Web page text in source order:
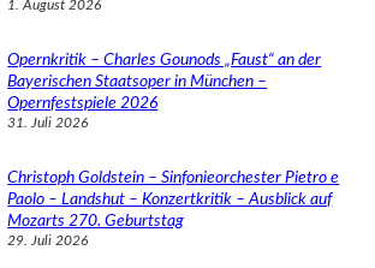
1. August 2026
Opernkritik – Charles Gounods „Faust“ an der
Bayerischen Staatsoper in München –
Opernfestspiele 2026
31. Juli 2026
Christoph Goldstein – Sinfonieorchester Pietro e
Paolo – Landshut – Konzertkritik – Ausblick auf
Mozarts 270. Geburtstag
29. Juli 2026